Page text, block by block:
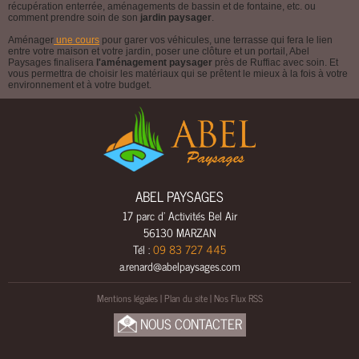
E
E
A
U
C
O
récupération enterrée, aménagements de bassin et de fontaine, etc. ou
comment prendre soin de son jardin paysager.
Aménager une cours pour garer vos véhicules, une terrasse qui fera le lien
entre votre maison et votre jardin, poser une clôture et un portail, Abel
Paysages finalisera l'aménagement paysager près de Ruffiac avec soin. Et
vous permettra de choisir les matériaux qui se prêtent le mieux à la fois à votre
environnement et à votre budget.
ABEL PAYSAGES
17 parc d' Activités Bel Air
56130 MARZAN
Tél :09 83 727 445
a.renard@abelpaysages.com
Mentions légales| Plan du site|Nos Flux RSS
NOUS CONTACTER